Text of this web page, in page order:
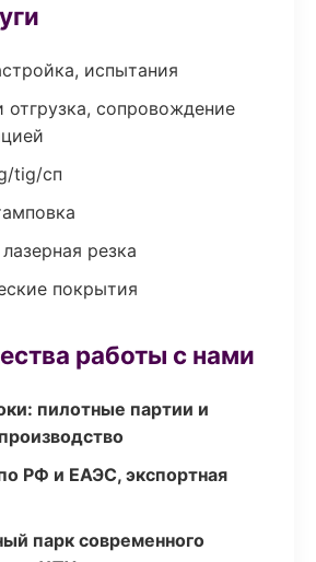
испытания
отгрузка, сопровождение
tig/сп
резка
покрытия
работы с нами
пилотные партии и
РФ и ЕАЭС, экспортная
парк современного